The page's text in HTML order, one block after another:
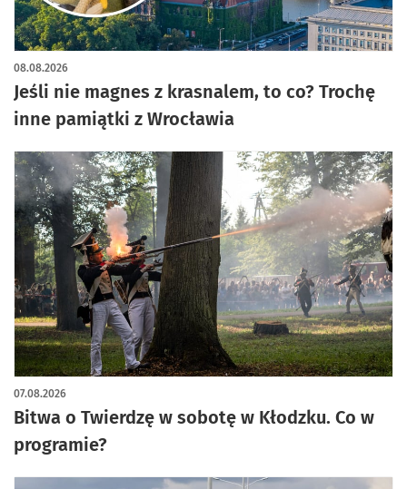
Jeśli nie magnes z krasnalem, to co? Trochę
inne pamiątki z Wrocławia
08.08.2026
Bitwa o Twierdzę w sobotę w Kłodzku. Co w
programie?
07.08.2026